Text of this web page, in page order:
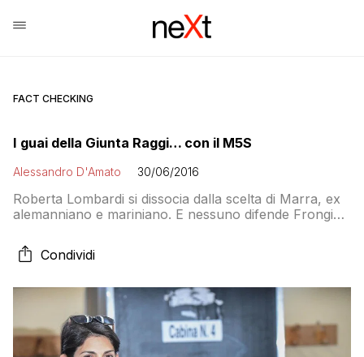
FACT CHECKING
I guai della Giunta Raggi… con il M5S
Alessandro D'Amato 30/06/2016
Roberta Lombardi si dissocia dalla scelta di Marra, ex
alemanniano e mariniano. E nessuno difende Frongia
vicecapo di gabinetto dice la sua
Condividi